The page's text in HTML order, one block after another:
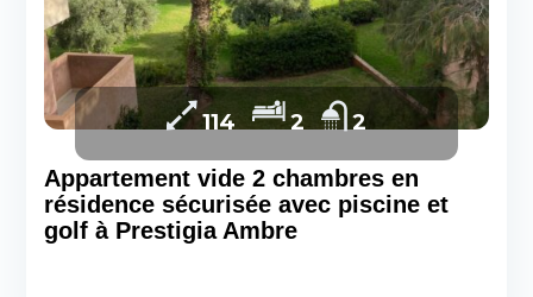
Appartement vide 2 chambres en
résidence sécurisée avec piscine et
golf à Prestigia Ambre
114 2 2